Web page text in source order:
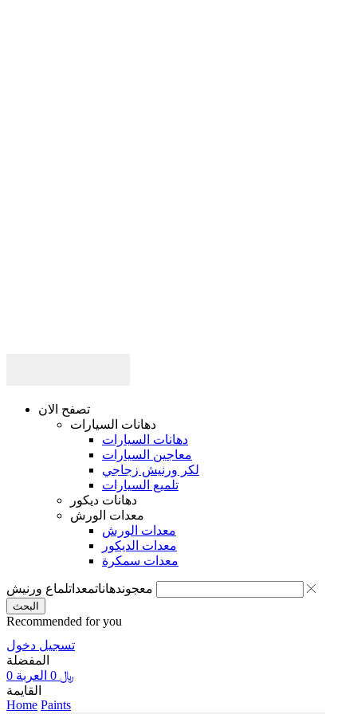
تصفح الان
دهانات السيارات
دهانات السيارات
معاجين السيارات
لكر ورنيش زجاجي
تلميع السيارات
دهانات ديكور
معدات الورش
معدات الورش
معدات الديكور
معدات سمكرة
معجوندهاناتمعداتلماع ورنيش
البحث
Recommended for you
تسجيل دخول
المفضلة
0
﷼
القايمة
Home Paints